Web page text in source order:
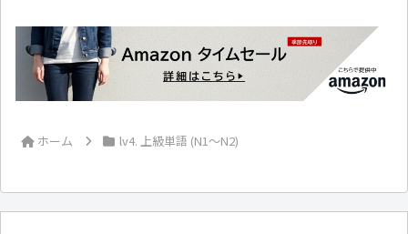
ホーム lv4. 上級単語 (N1～N2)